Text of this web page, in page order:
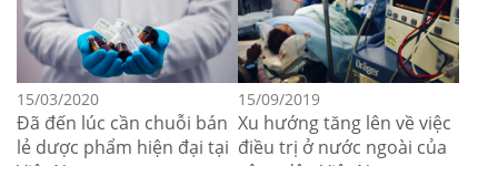
15/03/2020
Đã đến lúc cần chuỗi bán
lẻ dược phẩm hiện đại tại
Việt Nam
15/09/2019
Xu hướng tăng lên về việc
điều trị ở nước ngoài của
công dân Việt Nam